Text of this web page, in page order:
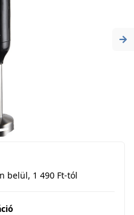
belül, 1 490 Ft-tól